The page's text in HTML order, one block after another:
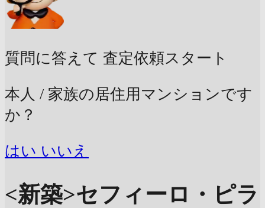
質問に答えて 査定依頼スタート
本人 / 家族の居住用マンションです
か？
はい いいえ
<新築>セフィーロ・ピラ